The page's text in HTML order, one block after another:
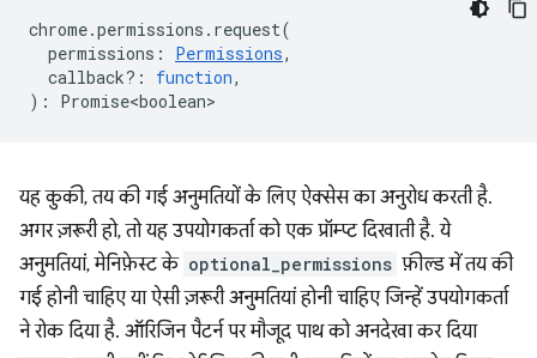
chrome.permissions . request(
permissions : Permissions,
callback? : function,
) : Promise<boolean>
यह कुकी, तय की गई अनुमतियों के लिए ऐक्सेस का अनुरोध करती है.
अगर ज़रूरी हो, तो यह उपयोगकर्ता को एक प्रॉम्प्ट दिखाती है. ये
अनुमतियां, मेनिफ़ेस्ट के optional_permissions फ़ील्ड में तय की
गई होनी चाहिए या ऐसी ज़रूरी अनुमतियां होनी चाहिए जिन्हें उपयोगकर्ता
ने रोक दिया है. ऑरिजिन पैटर्न पर मौजूद पाथ को अनदेखा कर दिया